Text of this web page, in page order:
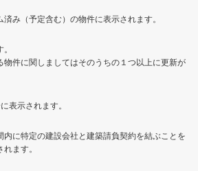
み（予定含む）の物件に表示されます。
件に関しましてはそのうちの１つ以上に更新が
表示されます。
に特定の建設会社と建築請負契約を結ぶことを
ます。